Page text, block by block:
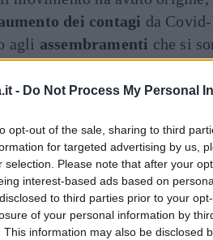
- Do Not Process My Personal
opt-out of the sale, sharing to third
for targeted advertising by us,
selection. Please note that after your
interest-based ads based on
to third parties prior to your
of your personal information by
This information may also be disclosed
dei contagi da
agli assembramenti che si
il prefetto avietare le
a leggere dopo la pubblicità
è l'Arena, in onda su